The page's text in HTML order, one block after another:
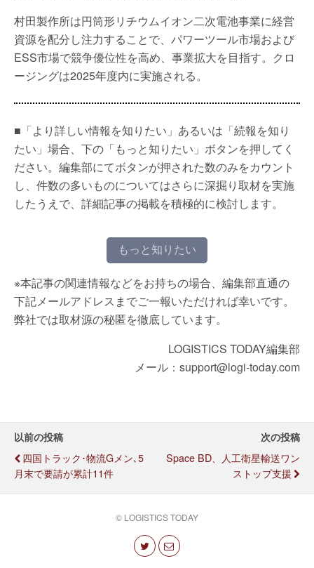
村田製作所は円筒形リチウムイオン二次電池事業に経営
資源を配分し注力することで、パワーツール市場および
ESS市場で競争優位性を高め、事業拡大を目指す。クロ
ージングは2025年度内に実施される。
■「より詳しい情報を知りたい」あるいは「続報を知り
たい」場合、下の「もっと知りたい」ボタンを押してく
ださい。編集部にてボタンが押された数のみをカウント
し、件数の多いものについてはさらに深掘り取材を実施
したうえで、詳細記事の掲載を積極的に検討します。
もっと知りたい
※本記事の関連情報などをお持ちの場合、編集部直通の
下記メールアドレスまでご一報いただければ幸いです。
弊社では取材源の秘匿を徹底しています。
LOGISTICS TODAY編集部
メール：support@logi-today.com
以前の投稿
四国トラック･物流Gメン､5
月末で要請が累計11件
次の投稿
Space BD、人工衛星輸送ワン
ストップ支援
© LOGISTICS TODAY